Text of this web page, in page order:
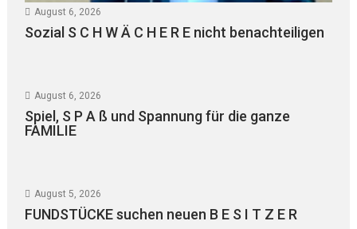
August 6, 2026
Sozial S C H W Ä C H E R E nicht benachteiligen
August 6, 2026
Spiel, S P A ß und Spannung für die ganze
FAMILIE
August 5, 2026
FUNDSTÜCKE suchen neuen B E S I T Z E R